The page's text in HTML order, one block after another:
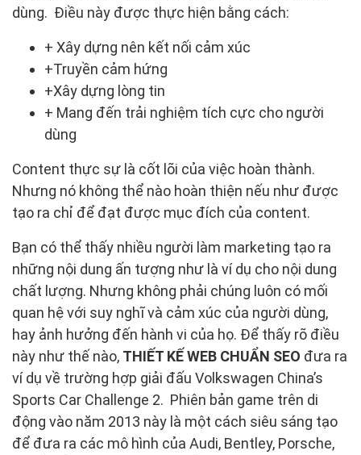
dùng. Điều này được thực hiện bằng cách:
+ Xây dựng nên kết nối cảm xúc
+Truyền cảm hứng
+Xây dựng lòng tin
+ Mang đến trải nghiệm tích cực cho người
dùng
Content thực sự là cốt lõi của việc hoàn thành.
Nhưng nó không thể nào hoàn thiện nếu như được
tạo ra chỉ để đạt được mục đích của content.
Bạn có thể thấy nhiều người làm marketing tạo ra
những nội dung ấn tượng như là ví dụ cho nội dung
chất lượng. Nhưng không phải chúng luôn có mối
quan hệ với suy nghĩ và cảm xúc của người dùng,
hay ảnh hưởng đến hành vi của họ. Để thấy rõ điều
này như thế nào, THIẾT KẾ WEB CHUẨN SEO đưa ra
ví dụ về trường hợp giải đấu Volkswagen China’s
Sports Car Challenge 2. Phiên bản game trên di
động vào năm 2013 này là một cách siêu sáng tạo
để đưa ra các mô hình của Audi, Bentley, Porsche,